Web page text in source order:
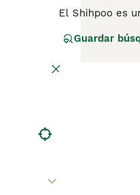
El Shihpoo es
progenitoras
obtener
Guardar